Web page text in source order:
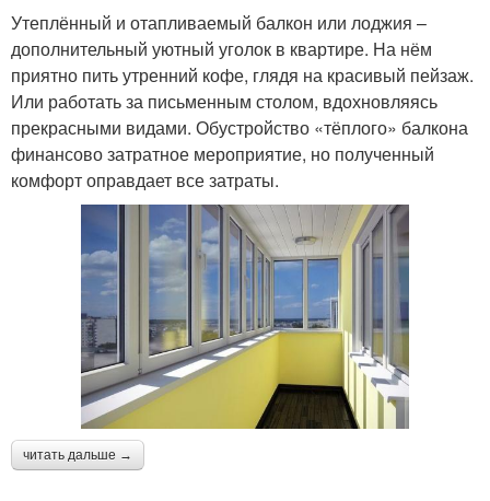
Утеплённый и отапливаемый балкон или лоджия –
дополнительный уютный уголок в квартире. На нём
приятно пить утренний кофе, глядя на красивый пейзаж.
Или работать за письменным столом, вдохновляясь
прекрасными видами. Обустройство «тёплого» балкона
финансово затратное мероприятие, но полученный
комфорт оправдает все затраты.
читать дальше →